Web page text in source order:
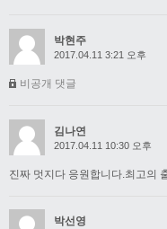
박현주
2017.04.11 3:21 오후
비공개 댓글
김나연
2017.04.11 10:30 오후
진짜 멋지다 응원합니다.최고의
박선영